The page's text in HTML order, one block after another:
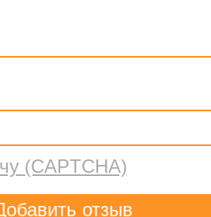
(CAPTCHA)